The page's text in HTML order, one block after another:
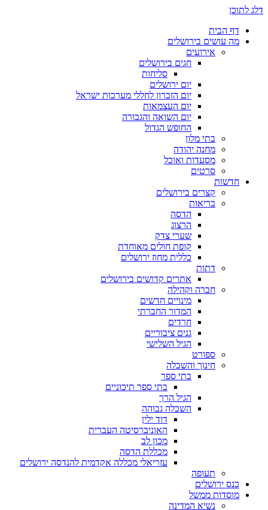
דלג לתוכן
דף הבית
מה עושים בירושלים
אירועים
חגים בירושלים
סליחות
יום ירושלים
יום הזכרון לחללי מערכות ישראל
יום העצמאות
יום השואה והגבורה
החופש הגדול
בתי מלון
מחנה יהודה
מסעדות ואוכל
סרטים
חדשות
קצרים בירושלים
בריאות
הדסה
הרצוג
שערי צדק
קופת חולים מאוחדת
כללית מחוז ירושלים
דתות
אתרים קדושים בירושלים
חברה וקהילה
מינויים חדשים
המדור החברתי
חרדים
גנים ציבוריים
הגיל השלישי
ספורט
חינוך והשכלה
בתי ספר
בתי ספר תיכוניים
הגיל הרך
השכלה גבוהה
דוד ילין
האוניברסיטה העברית
מכון לב
מכללת הדסה
עזריאלי מכללה אקדמית להנדסה ירושלים
תעופה
כנס ירושלים
מוסדות ממשל
נשיא המדינה